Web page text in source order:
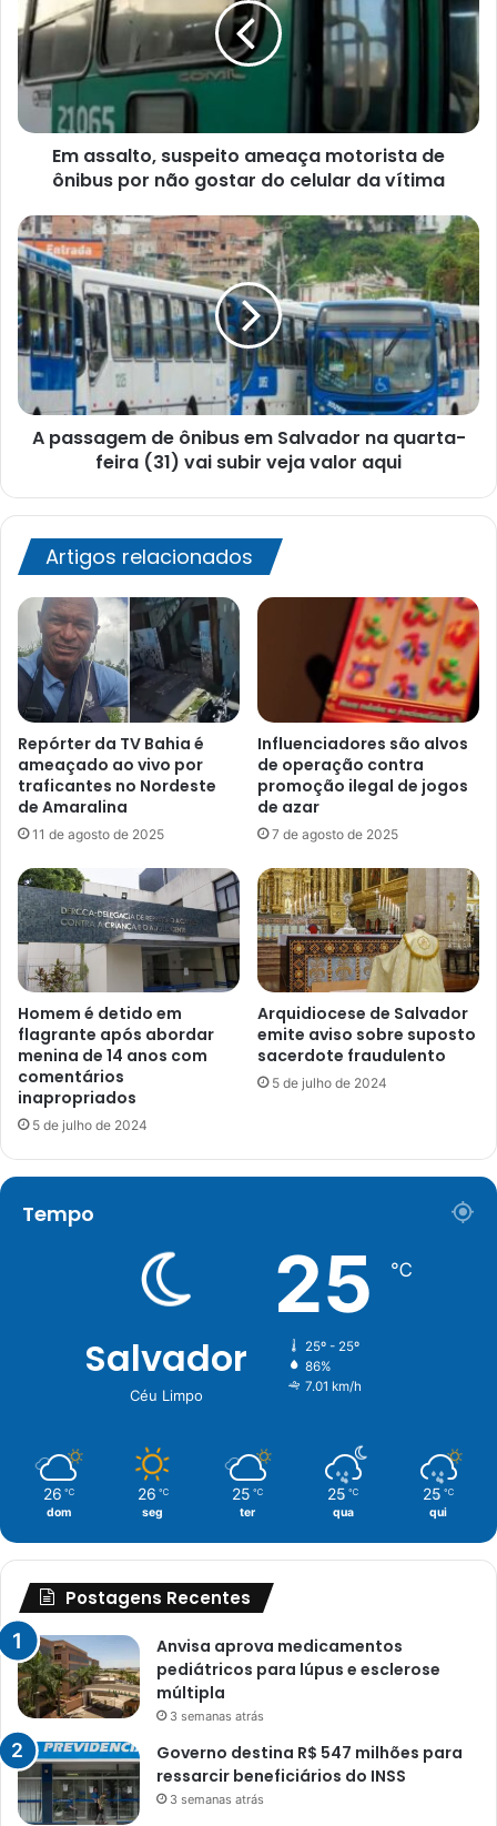
ameaça
motorista
ônibus
por
não
gostar
da
vítima
Em assalto, suspeito ameaça motorista de
ônibus por não gostar do celular da vítima
A
passagem
de
ônibus
em
Salvador
na
quarta-
feira
(31)
aqui
A passagem de ônibus em Salvador na quarta-
feira (31) vai subir veja valor aqui
Artigos relacionados
Repórter da TV Bahia é
ameaçado ao vivo por
traficantes no Nordeste
de Amaralina
11 de agosto de 2025
Influenciadores são alvos
de operação contra
promoção ilegal de jogos
de azar
7 de agosto de 2025
Homem é detido em
flagrante após abordar
menina de 14 anos com
comentários
inapropriados
5 de julho de 2024
Arquidiocese de Salvador
emite aviso sobre suposto
sacerdote fraudulento
5 de julho de 2024
Tempo
Salvador
Céu Limpo
25 ℃
25º - 25º
86%
7.01 km/h
26 ℃
dom
26 ℃
seg
25 ℃
ter
25 ℃
qua
25 ℃
qui
Postagens Recentes
Anvisa aprova medicamentos
pediátricos para lúpus e esclerose
múltipla
3 semanas atrás
Governo destina R$ 547 milhões para
ressarcir beneficiários do INSS
3 semanas atrás